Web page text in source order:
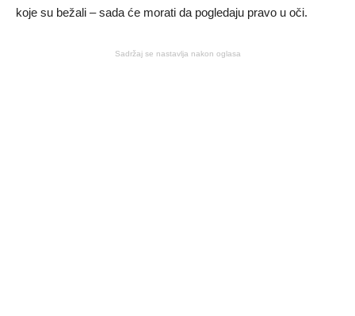
koje su bežali – sada će morati da pogledaju pravo u oči.
Sadržaj se nastavlja nakon oglasa